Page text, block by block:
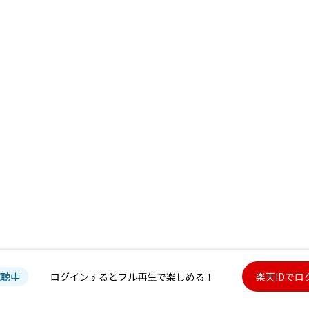
中 ログインするとフル再生で楽しめる！ 楽天IDでロ